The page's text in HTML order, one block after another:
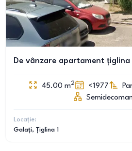
De vânzare apartament țiglina
45.00 m2 <1977
Locație:
Galați, Țiglina 1